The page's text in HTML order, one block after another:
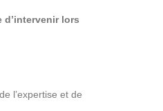
d’intervenir lors
l’expertise et de